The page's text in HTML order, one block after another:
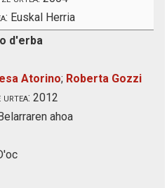
Euskal Herria
d'erba
Atorino; Roberta Gozzi
urtea: 2012
Belarraren ahoa